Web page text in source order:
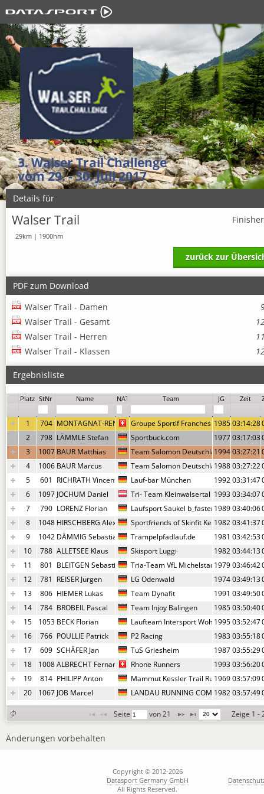
3. Walser Trail Challenge
vom 29. - 30. Juli 2017
Details für
Walser Trail
29km | 1900hm
zurück zur
PDF zum Download
Walser Trail - Damen
Walser Trail - Gesamt
Walser Trail - Herren
Walser Trail - Klassen
Ergebnisliste
Platz StNr Name NAT Team JG Zeit
1 704 MONTAGNAT-RENTIER AlexisGroupe Sportif Franches Montagnes
1985
2
798 LÄMMLE Stefan Sportbuck.com 1977
3
1007 BAUR Matthias Team Salomon Deutschland1994
4
1006 BAUR Marcus Team Salomon Deutschland1988
5
601 RICHRATH Vincent Lauf-bar München 1992
6
1097 JOCHUM Daniel Tri- Team Kleinwalsertal 1993
7
790 LORENZ Florian Laufsport Saukel b_faster 1989
8
1048 HIRSCHBERG AlexanderSportfriends of Skinfit Kempten
1982
9
1042 DÄMMIG Sebastian Trampelpfadlauf.de 1981
10
788 ALLETSEE Klaus Skisport Luggi 1982
11
801 BLEITGEN Sebastian Tria-Team VfL Michelstadt1979
12
781 REISER Jürgen LG Odenwald 1974
13
806 HIEMER Lukas Team Dynafit 1991
14
784 BROBEIL Pascal Team Injoy Balingen 1985
15
1053 BECK Florian Laufteam Intersport Wohlleben - Tg
1995
16
766 POULLIE Patrick P2 Racing 1983
17
609 SCHÄFER Jan TuS Griesheim 1987
18
1008ALBRECHT Fernando Rhone Runners 1993
19
814 PHILIPP Anton Mammut Kessler Trail Running
1969
20
1067 JOB Marcel LANDAU RUNNING COMPANY
1982
Seite von 21 Zeige 1 -
Änderungen vorbehalten
Copyright © 2012-2026
Datasport Germany GmbH
All Rights Reserved.